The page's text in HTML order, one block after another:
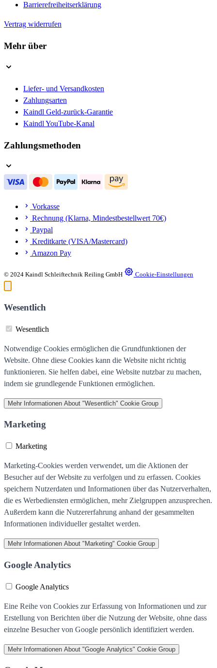
Barrierefreiheitserklärung
Vertrag widerrufen
Mehr über
Liefer- und Versandkosten
Zahlungsarten
Kaindl Geld-zurück-Garantie
Kaindl YouTube-Kanal
Zahlungsmethoden
Vorkasse
Rechnung (Klarna, Mindestbestellwert 70€)
Paypal
Kreditkarte (VISA/Mastercard)
Amazon Pay
© 2024 Kaindl Schleiftechnik Reiling GmbH Cookie-Einstellungen
Wesentlich
Wesentlich
Notwendige Cookies ermöglichen die Grundfunktionen der
Website. Ohne diese Cookies kann die Website nicht richtig
funktionieren. Sie helfen dabei, eine Website nutzbar zu machen,
indem sie grundlegende Funktionen ermöglichen.
Mehr Informationen About "Wesentlich" Cookie Group
Marketing
Marketing
Marketing-Cookies werden verwendet, um die Aktionen der
Besucher auf der Website zu verfolgen und zu erfassen. Cookies
speichern Nutzerdaten und Informationen über das Nutzerverhalten,
die es Werbediensten ermöglichen, mehr Zielgruppen anzusprechen.
Außerdem kann die Nutzererfahrung anhand der gesammelten
Informationen individueller gestaltet werden.
Mehr Informationen About "Marketing" Cookie Group
Google Analytics
Google Analytics
Eine Reihe von Cookies zur Erfassung von Informationen und zur
Erstellung von Berichten über die Nutzung der Website, ohne dass
einzelne Besucher von Google persönlich identifiziert werden.
Mehr Informationen About "Google Analytics" Cookie Group